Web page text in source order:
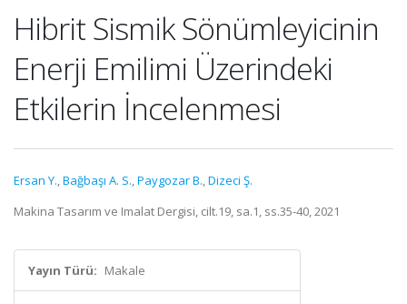
Hibrit Sismik Sönümleyicinin
Enerji Emilimi Üzerindeki
Etkilerin İncelenmesi
Ersan Y.,Bağbaşı A. S.,Paygozar B.,Dizeci Ş.
Makina Tasarım ve Imalat Dergisi, cilt.19, sa.1, ss.35-40, 2021
Yayın Türü: Makale